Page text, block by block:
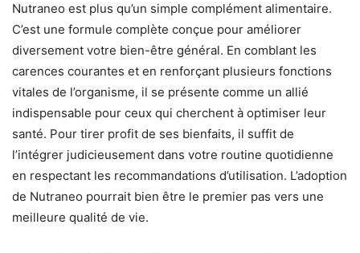
Nutraneo est plus qu’un simple complément alimentaire.
C’est une formule complète conçue pour améliorer
diversement votre bien-être général. En comblant les
carences courantes et en renforçant plusieurs fonctions
vitales de l’organisme, il se présente comme un allié
indispensable pour ceux qui cherchent à optimiser leur
santé. Pour tirer profit de ses bienfaits, il suffit de
l’intégrer judicieusement dans votre routine quotidienne
en respectant les recommandations d’utilisation. L’adoption
de Nutraneo pourrait bien être le premier pas vers une
meilleure qualité de vie.